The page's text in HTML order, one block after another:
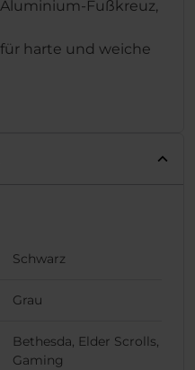
Fußkreuz,
harte und weiche
Schwarz
Grau
Bethesda, Elder Scrolls,
Gaming